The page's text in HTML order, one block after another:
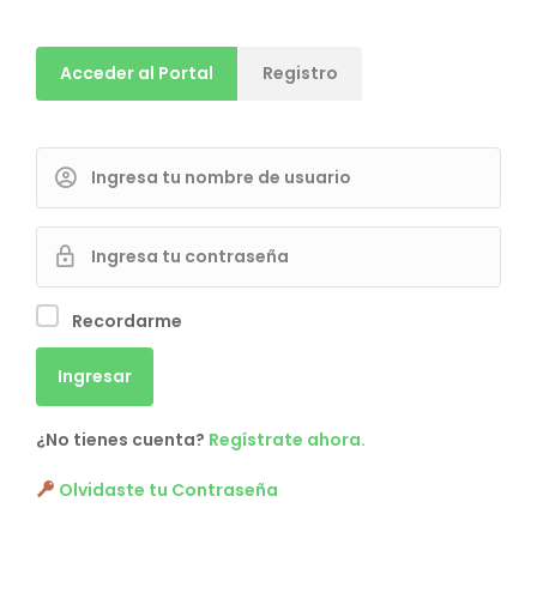
Acceder al Portal Registro
Recordarme
¿No tienes cuenta? Regístrate ahora.
Olvidaste tu Contraseña